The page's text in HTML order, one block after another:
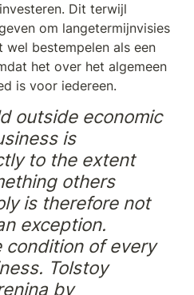
Dit terwijl
om langetermijnvisies
bestempelen als een
het over het algemeen
is voor iedereen.
outside economic
is
to the extent
others
is therefore not
exception.
condition of every
Tolstoy
by